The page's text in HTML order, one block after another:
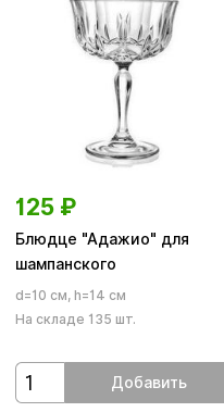
125 ₽
Блюдце "Адажио" для
шампанского
d=10 см, h=14 см
На складе 135 шт.
Добавить